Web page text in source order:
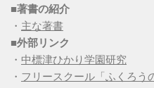
■著書の紹介
・ 主な著書
■外部リンク
・ 中標津ひかり学園研究
・ フリースクール「ふくろう